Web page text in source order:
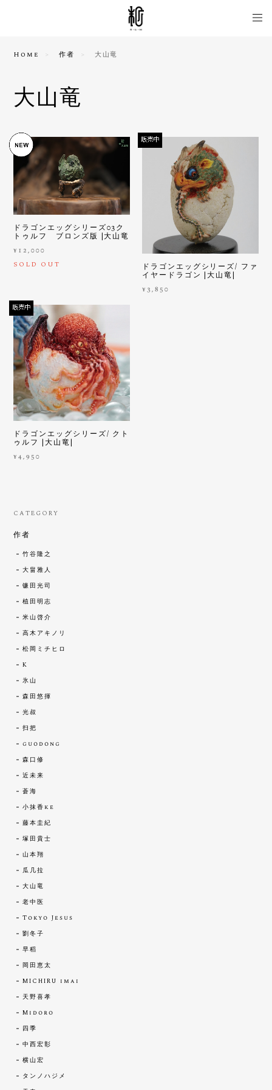
Home 作者 大山竜
大山竜
ドラゴンエッグシリーズ03ク
トゥルフ ブロンズ版 |大山竜
¥12,000
SOLD OUT
ドラゴンエッグシリーズ/ ファ
イヤードラゴン |大山竜|
¥3,850
ドラゴンエッグシリーズ/ クト
ゥルフ |大山竜|
¥4,950
CATEGORY
作者
竹谷隆之
大畠雅人
镰田光司
植田明志
米山啓介
高木アキノリ
松岡ミチヒロ
K
氷山
森田悠揮
光叔
扫把
guodong
森口修
近未来
蒼海
小抹香ke
藤本圭紀
塚田貴士
山本翔
瓜几拉
大山竜
老中医
Tokyo Jesus
劉冬子
早稻
岡田恵太
MICHIRU imai
天野喜孝
Midoro
四季
中西宏彰
横山宏
タンノハジメ